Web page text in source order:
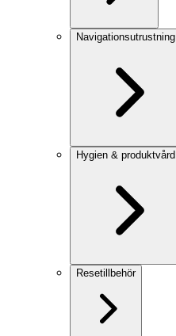
Navigationsutrustning
Hygien & produktvård
Resetillbehör